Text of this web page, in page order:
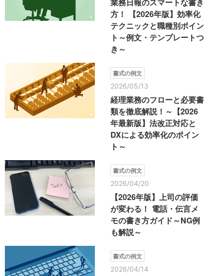
方！ 【2026年版】効率化
テクニックと職種別ポイン
ト～例文・テンプレートつ
き～
書式の例文
2026/05/13
経理業務のフローと必要書
類を徹底解説！～【2026
年最新版】法改正対応と
DXによる効率化のポイン
ト～
書式の例文
2026/04/20
【2026年版】上司の評価
が変わる！ 電話・伝言メ
モの書き方ガイド～NG例
も解説～
書式の例文
2026/04/14